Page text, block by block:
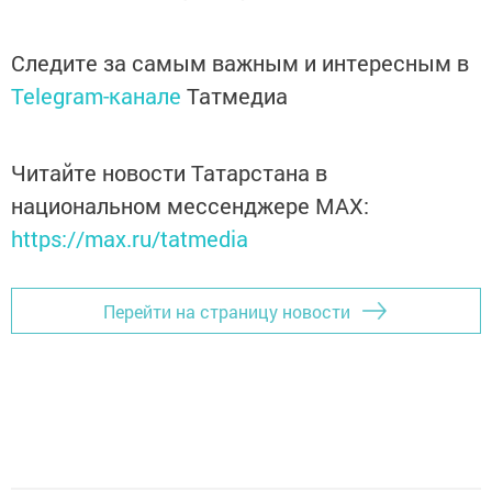
Следите за самым важным и интересным в
Telegram-канале Татмедиа
Читайте новости Татарстана в
национальном мессенджере MАХ:
https://max.ru/tatmedia
Перейти на страницу новости